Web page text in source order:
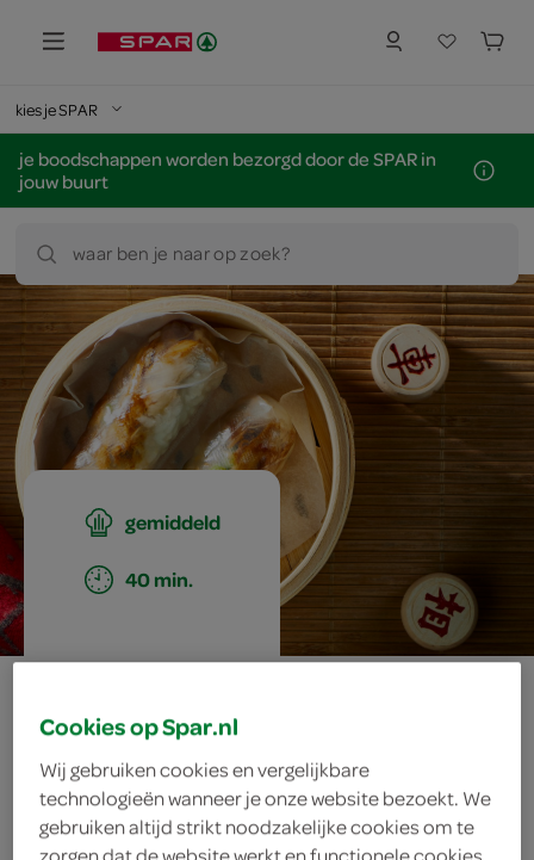
kies je SPAR
je boodschappen worden bezorgd door de SPAR in
jouw buurt
waar ben je naar op zoek?
gemiddeld
40 min.
gestoomde
makreelpakketjes
met kleefrijst
Cookies op Spar.nl
Wij gebruiken cookies en vergelijkbare
technologieën wanneer je onze website bezoekt. We
gebruiken altijd strikt noodzakelijke cookies om te
zorgen dat de website werkt en functionele cookies